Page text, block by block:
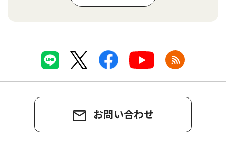
お問い合わせ